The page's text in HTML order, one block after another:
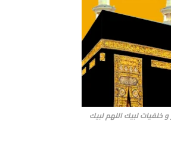
خلفيات لبيك اللهم لبيك